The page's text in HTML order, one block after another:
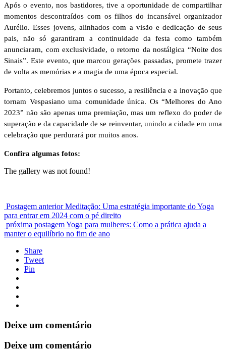
Após o evento, nos bastidores, tive a oportunidade de compartilhar
momentos descontraídos com os filhos do incansável organizador
Aurélio. Esses jovens, alinhados com a visão e dedicação de seus
pais, não só garantiram a continuidade da festa como também
anunciaram, com exclusividade, o retorno da nostálgica “Noite dos
Sinais”. Este evento, que marcou gerações passadas, promete trazer
de volta as memórias e a magia de uma época especial.
Portanto, celebremos juntos o sucesso, a resiliência e a inovação que
tornam Vespasiano uma comunidade única. Os “Melhores do Ano
2023” não são apenas uma premiação, mas um reflexo do poder de
superação e da capacidade de se reinventar, unindo a cidade em uma
celebração que perdurará por muitos anos.
Confira algumas fotos:
The gallery was not found!
Postagem anterior Meditação: Uma estratégia importante do Yoga
para entrar em 2024 com o pé direito
próxima postagemYoga para mulheres: Como a prática ajuda a
manter o equilíbrio no fim de ano
Share
Tweet
Pin
Deixe um comentário
Deixe um comentário